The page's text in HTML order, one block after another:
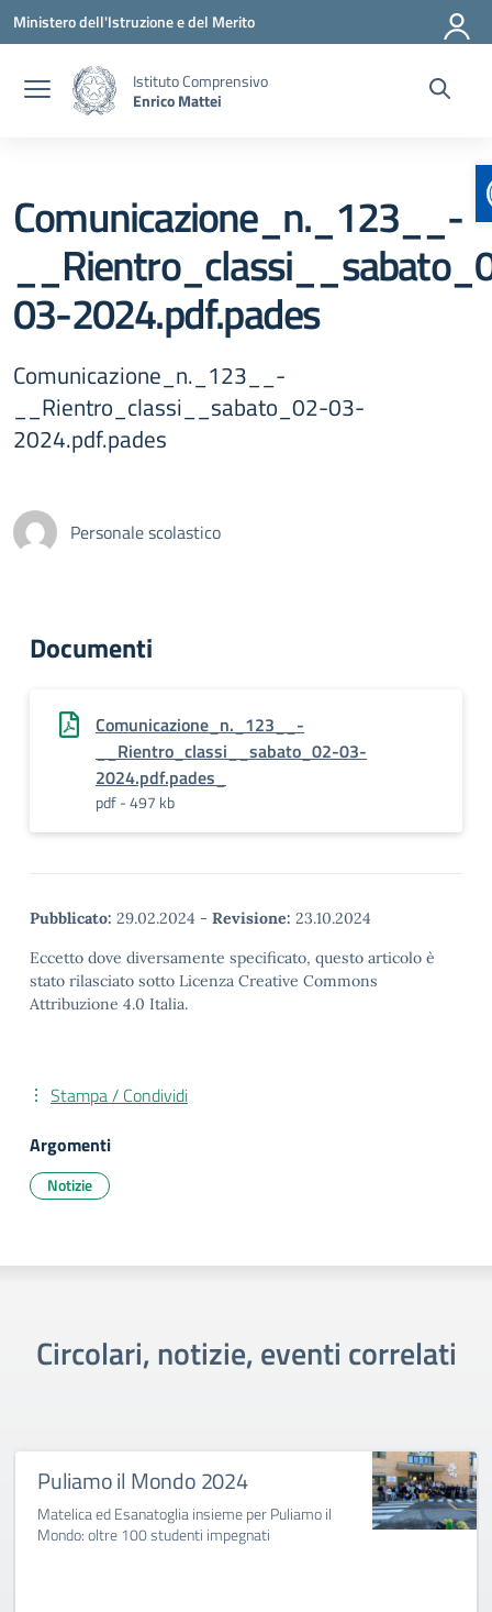
Vai ai contenuti
Vai al menu di navigazione
Vai al footer
Ministero dell'Istruzione e del Merito
Istituto Comprensivo
Enrico Mattei
Comunicazione_n._123__-
03-2024.pdf.pades
Comunicazione_n._123__-
__Rientro_classi__sabato_02-03-
2024.pdf.pades
Personale scolastico
Documenti
Comunicazione_n._123__-
__Rientro_classi__sabato_02-03-
2024.pdf.pades_
pdf - 497 kb
Pubblicato: 29.02.2024 - Revisione: 23.10.2024
Eccetto dove diversamente specificato, questo articolo è
stato rilasciato sotto Licenza Creative Commons
Attribuzione 4.0 Italia.
Stampa / Condividi
Argomenti
Notizie
Circolari, notizie, eventi correlati
Puliamo il Mondo 2024
Matelica ed Esanatoglia insieme per Puliamo il
Mondo: oltre 100 studenti impegnati